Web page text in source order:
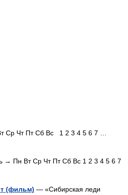
Чт Пт Сб Вс 1 2 3 4 5 6 7 …
→ Пн Вт Ср Чт Пт Сб Вс 1 2 3 4 5 6 7
(фильм) — «Сибирская леди